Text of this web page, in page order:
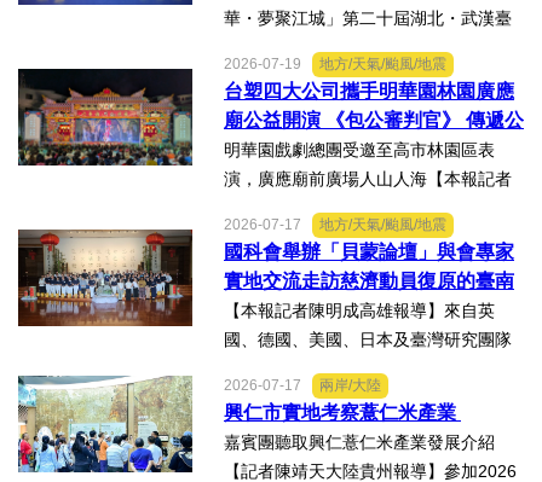
華・夢聚江城」第二十屆湖北・武漢臺
16日晚上在武漢武商夢時代一樓中庭溫
情上演，歌聲文脈聯結兩地，這場融美
食、文創、歌舞、匠人分享...
2026-07-19 地方/天氣/颱風/地震
台塑四大公司攜手明華園林園廣應
廟公益開演 《包公審判官》 傳遞公
義與自省精神
明華園戲劇總團受邀至高市林園區表
演，廣應廟前廣場人山人海【本報記者
台塑石化等四大公司邀請由當家小生孫
翠鳳領軍的明華園戲劇總團，周末晚在
高雄市林園區廣應廟公益演...
2026-07-17 地方/天氣/颱風/地震
國科會舉辦「貝蒙論壇」與會專家
實地交流走訪慈濟動員復原的臺南
楠西地震及丹娜絲風災區
【本報記者陳明成高雄報導】來自英
國、德國、美國、日本及臺灣研究團隊
科會舉辦的「貝蒙論壇」，實地交流活
動走訪臺南楠西地震及丹娜絲風災區，
慈濟動員資金與萬人次的復原...
2026-07-17 兩岸/大陸
興仁市實地考察薏仁米產業
嘉賓團聽取興仁薏仁米產業發展介紹
【記者陳靖天大陸貴州報導】參加2026